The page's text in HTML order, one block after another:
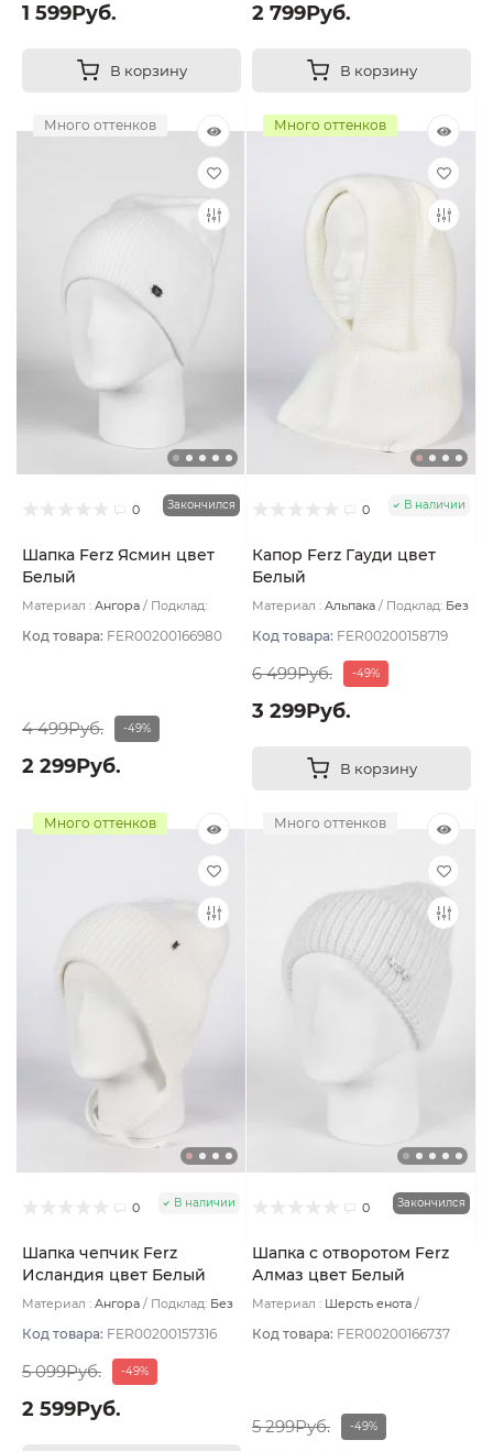
1 599Руб.
В корзину
2 799Руб.
В корзину
Много оттенков
0 Закончился
Шапка Ferz Ясмин цвет
Белый
Материал : Ангора
Подклад:
Код товара: FER00200166980
4 499Руб. -49%
2 299Руб.
Много оттенков
0 В наличии
Капор Ferz Гауди цвет
Белый
Материал : Альпака Подклад: Без
Код товара: FER00200158719
6 499Руб. -49%
3 299Руб.
В корзину
Много оттенков
0 В наличии
Шапка чепчик Ferz
Исландия цвет Белый
Материал : Ангора Подклад: Без
Код товара: FER00200157316
5 099Руб. -49%
2 599Руб.
Много оттенков
0 Закончился
Шапка с отворотом Ferz
Алмаз цвет Белый
Материал : Шерсть енота
подклада
Код товара: FER00200166737
5 299Руб. -49%